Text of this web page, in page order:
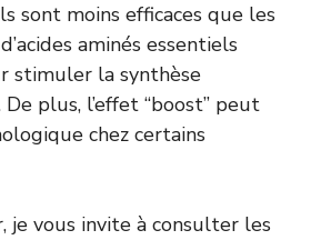
sont moins efficaces que les
aminés essentiels
stimuler la synthèse
plus, l’effet “boost” peut
chez certains
je vous invite à consulter les